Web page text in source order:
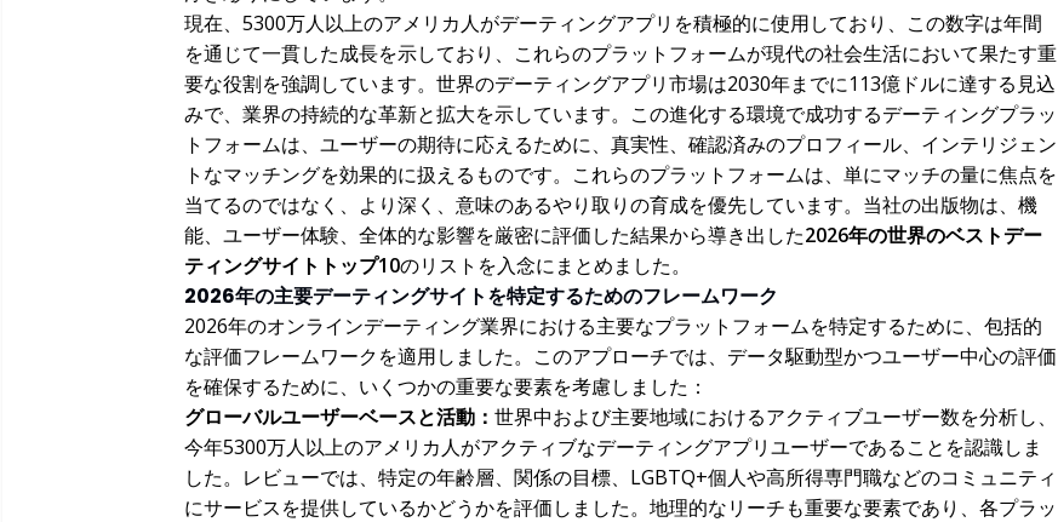
現在、5300万人以上のアメリカ人がデーティングアプリを積極的に使用しており、この数字は年間
を通じて一貫した成長を示しており、これらのプラットフォームが現代の社会生活において果たす重
要な役割を強調しています。世界のデーティングアプリ市場は2030年までに113億ドルに達する見込
みで、業界の持続的な革新と拡大を示しています。この進化する環境で成功するデーティングプラッ
トフォームは、ユーザーの期待に応えるために、真実性、確認済みのプロフィール、インテリジェン
トなマッチングを効果的に扱えるものです。これらのプラットフォームは、単にマッチの量に焦点を
当てるのではなく、より深く、意味のあるやり取りの育成を優先しています。当社の出版物は、機
能、ユーザー体験、全体的な影響を厳密に評価した結果から導き出した2026年の世界のベストデー
ティングサイトトップ10のリストを入念にまとめました。
2026年の主要デーティングサイトを特定するためのフレームワーク
2026年のオンラインデーティング業界における主要なプラットフォームを特定するために、包括的
な評価フレームワークを適用しました。このアプローチでは、データ駆動型かつユーザー中心の評価
を確保するために、いくつかの重要な要素を考慮しました：
グローバルユーザーベースと活動： 世界中および主要地域におけるアクティブユーザー数を分析し、
今年5300万人以上のアメリカ人がアクティブなデーティングアプリユーザーであることを認識しま
した。レビューでは、特定の年齢層、関係の目標、LGBTQ+個人や高所得専門職などのコミュニティ
にサービスを提供しているかどうかを評価しました。地理的なリーチも重要な要素であり、各プラッ